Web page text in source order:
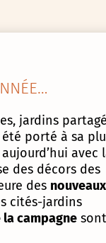
jardins
porté à sa
avec
des décors des
des nouveaux
cités-jardins
campagnesont